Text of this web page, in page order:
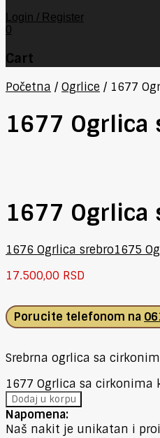
Login / Register
0
Cart
Početna / Ogrlice / 1677
1677 Ogrlica
1677 Ogrlica
1676 Ogrlica srebro1675
17.500,00 RSD
Porucite telefonom na
Srebrna ogrlica sa
1677 Ogrlica sa cirkonima
Dodaj u korpu
Napomena:
Naš nakit je unikatan i